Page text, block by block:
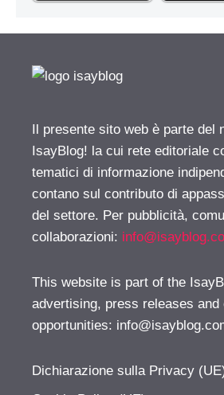
Il presente sito web è parte del
IsayBlog! la cui rete editoriale
tematici di informazione
contano sul contributo di
del settore. Per pubblicità,
collaborazioni:
This website is part of the
advertising, press releases and
opportunities:
Dichiarazione sulla Privacy